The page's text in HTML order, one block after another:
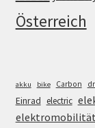
Österreich
akku bike Carbon
Einrad electric
elektromobilität